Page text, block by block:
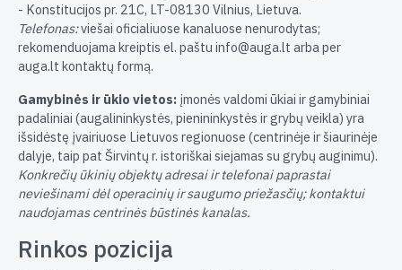
- Konstitucijos pr. 21C, LT-08130 Vilnius, Lietuva.
Telefonas:viešai oficialiuose kanaluose nenurodytas;
rekomenduojama kreiptis el. paštu info@auga.lt arba per
auga.lt kontaktų formą.
Gamybinės ir ūkio vietos: įmonės valdomi ūkiai ir gamybiniai
padaliniai (augalininkystės, pienininkystės ir grybų veikla) yra
išsidėstę įvairiuose Lietuvos regionuose (centrinėje ir šiaurinėje
dalyje, taip pat Širvintų r. istoriškai siejamas su grybų auginimu).
Konkrečių ūkinių objektų adresai ir telefonai paprastai
neviešinami dėl operacinių ir saugumo priežasčių; kontaktui
naudojamas centrinės būstinės kanalas.
Rinkos pozicija